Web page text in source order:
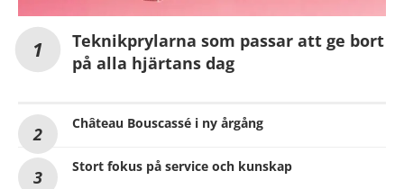
Teknikprylarna som passar att ge bort
på alla hjärtans dag
Château Bouscassé i ny årgång
Stort fokus på service och kunskap